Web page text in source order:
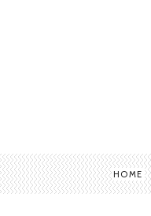
HOME